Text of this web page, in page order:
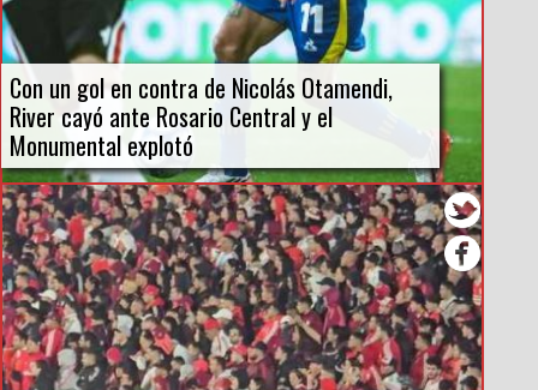
Con un gol en contra de Nicolás Otamendi,
River cayó ante Rosario Central y el
Monumental explotó